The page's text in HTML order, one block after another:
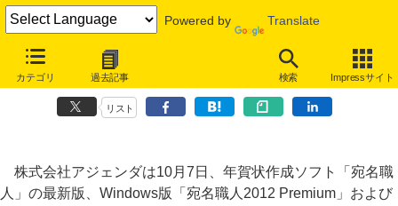
Powered by Translate
カテゴリ 過去記事 検索 Impressサイト
アジェンダ、年賀状作成ソフト「宛名職人」最新版～Mac版はLion対
リスト
株式会社アジェンダは10月7日、年賀状作成ソフト「宛名職
人」の最新版、Windows版「宛名職人2012 Premium」および